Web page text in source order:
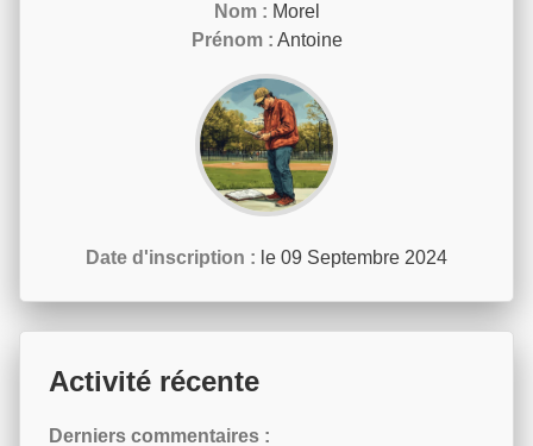
Nom : Morel
Prénom : Antoine
Date d'inscription : le 09 Septembre 2024
Activité récente
Derniers commentaires :